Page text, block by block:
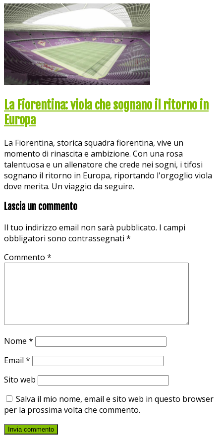
La Fiorentina: viola che sognano il ritorno in
Europa
La Fiorentina, storica squadra fiorentina, vive un
momento di rinascita e ambizione. Con una rosa
talentuosa e un allenatore che crede nei sogni, i tifosi
sognano il ritorno in Europa, riportando l'orgoglio viola
dove merita. Un viaggio da seguire.
Lascia un commento
Il tuo indirizzo email non sarà pubblicato. I campi
obbligatori sono contrassegnati *
Commento *
Nome *
Email *
Sito web
Salva il mio nome, email e sito web in questo browser
per la prossima volta che commento.